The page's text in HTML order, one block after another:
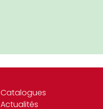
Catalogues
Actualités